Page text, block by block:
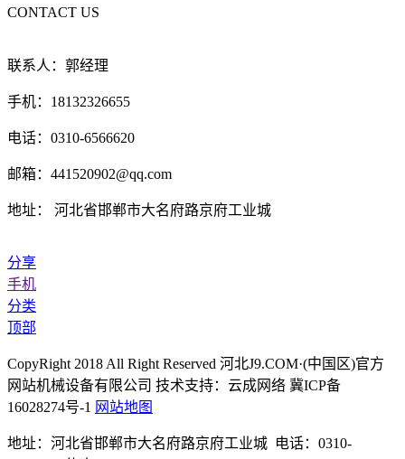
CONTACT US
联系人：郭经理
手机：18132326655
电话：0310-6566620
邮箱：441520902@qq.com
地址： 河北省邯郸市大名府路京府工业城
分享
手机
分类
顶部
CopyRight 2018 All Right Reserved 河北J9.COM·(中国区)官方
网站机械设备有限公司 技术支持：云成网络 冀ICP备
16028274号-1 网站地图
地址：河北省邯郸市大名府路京府工业城 电话：0310-